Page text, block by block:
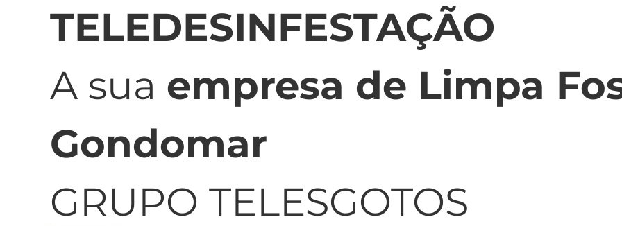
TELEDESINFESTAÇÃO
A sua empresa de Limpa
Gondomar
GRUPO TELESGOTOS